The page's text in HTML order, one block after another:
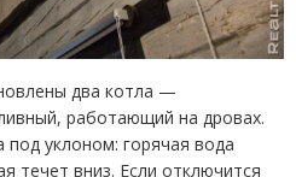
два котла —
работающий на дровах.
уклоном: горячая вода
течет вниз. Если отключится